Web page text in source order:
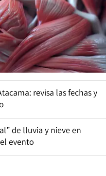
revisa las fechas y
de lluvia y nieve en
evento